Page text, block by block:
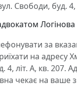
Свободи, буд. 4,
Логінова
за
на адресу
4, літ. А, кв. 207.
чекає на ваше